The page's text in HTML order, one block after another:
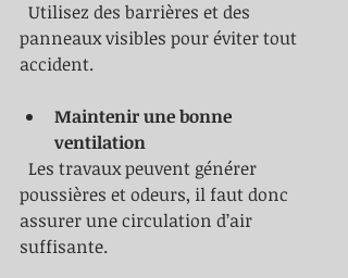
panneaux visibles pour éviter tout
accident.
Maintenir une bonne
ventilation
poussières et odeurs, il faut donc
assurer une circulation d’air
suffisante.